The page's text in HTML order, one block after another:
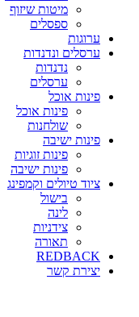
מיטות שיזוף
ספסלים
ערוגות
ערסלים ונדנדות
נדנדות
ערסלים
פינות אוכל
פינות אוכל
שולחנות
פינות ישיבה
פינות זוגיות
פינות ישיבה
ציוד טיולים וקמפינג
בישול
לינה
צידניות
תאורה
REDBACK
יצירת קשר